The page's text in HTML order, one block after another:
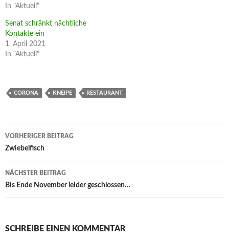
In "Aktuell"
Senat schränkt nächtliche
Kontakte ein
1. April 2021
In "Aktuell"
CORONA KNEIPE RESTAURANT
Beitragsnavigation
VORHERIGER BEITRAG
Zwiebelfisch
NÄCHSTER BEITRAG
Bis Ende November leider geschlossen…
SCHREIBE EINEN KOMMENTAR